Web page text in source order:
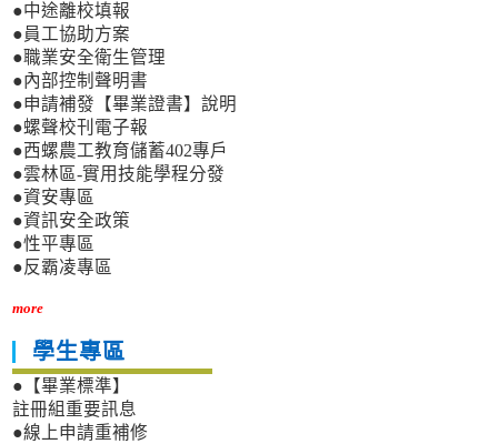
●中途離校填報
●員工協助方案
●職業安全衛生管理
●內部控制聲明書
●申請補發【畢業證書】說明
●螺聲校刊電子報
●西螺農工教育儲蓄402專戶
●雲林區-實用技能學程分發
●資安專區
●資訊安全政策
●性平專區
●反霸凌專區
more
學生專區
●【畢業標準】
註冊組重要訊息
●線上申請重補修